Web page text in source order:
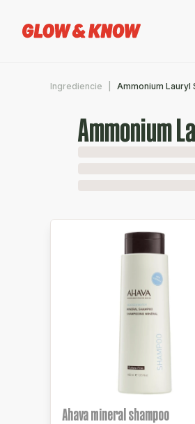
Ingrediencie Ammonium Lauryl
Ammonium
Ahava mineral shampoo